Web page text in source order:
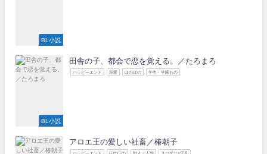
BL小説
BL小説
田舎の子、都会で恋を覚える。／たろまろ
ハッピーエンド 溺愛 ほのぼの 学生・学園もの
アロエ王の愛しい社畜／椿朝子